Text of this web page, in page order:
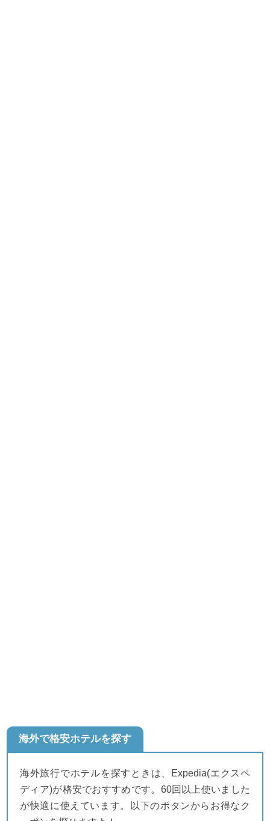
海外で格安ホテルを探す
海外旅行でホテルを探すときは、Expedia(エクスペ
ディア)が格安でおすすめです。60回以上使いました
が快適に使えています。以下のボタンからお得なク